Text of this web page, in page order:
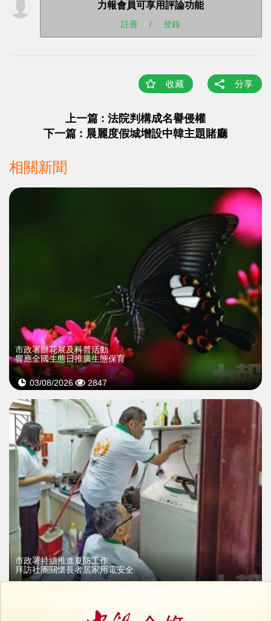
力報會員可享用評論功能
註冊 / 登錄
收藏 分享
上一篇 : 法院判構成名譽侵權
下一篇 : 晨麗度假城增設中韓主題賭廳
相關新聞
>
市政署辦花展及科普活動
響應全國生態日推廣生態保育
03/08/2026 2847
市政署持續推進夏防工作
拜訪社團關懷長者居家用電安全